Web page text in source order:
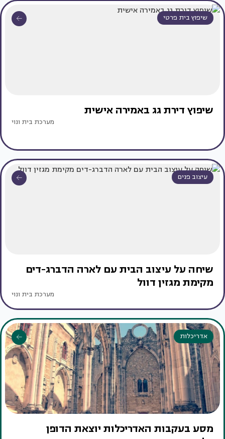
שיפוץ בית פרטי
שיפוץ דירת גג באמירה אישית
מערכת בית ונוי
עיצוב פנים
שיחה על עיצוב הבית עם לארה הדברג-דים
מקימת מגזין דוול
מערכת בית ונוי
אדריכלות
מסע בעקבות האדריכלות יוצאת הדופן